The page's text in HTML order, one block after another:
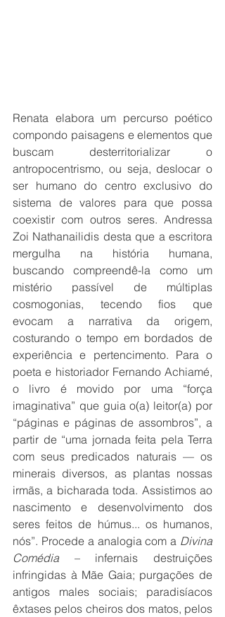
Renata elabora um percurso poético
compondo paisagens e elementos que
buscam desterritorializar o
antropocentrismo, ou seja, deslocar o
ser humano do centro exclusivo do
sistema de valores para que possa
coexistir com outros seres. Andressa
Zoi Nathanailidis desta que a escritora
mergulha na história humana,
buscando compreendê-la como um
mistério passível de múltiplas
cosmogonias, tecendo fios que
evocam a narrativa da origem,
costurando o tempo em bordados de
experiência e pertencimento. Para o
poeta e historiador Fernando Achiamé,
o livro é movido por uma “força
imaginativa” que guia o(a) leitor(a) por
“páginas e páginas de assombros”, a
partir de “uma jornada feita pela Terra
com seus predicados naturais — os
minerais diversos, as plantas nossas
irmãs, a bicharada toda. Assistimos ao
nascimento e desenvolvimento dos
seres feitos de húmus... os humanos,
nós”. Procede a analogia com a Divina
Comédia – infernais destruições
infringidas à Mãe Gaia; purgações de
antigos males sociais; paradisíacos
êxtases pelos cheiros dos matos, pelos